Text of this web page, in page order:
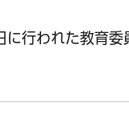
行われた教育委